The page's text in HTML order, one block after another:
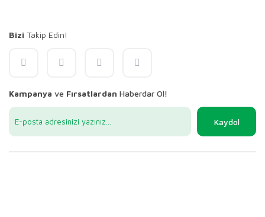
Bizi Takip Edin!
Kampanya ve Fırsatlardan Haberdar Ol!
Kaydol